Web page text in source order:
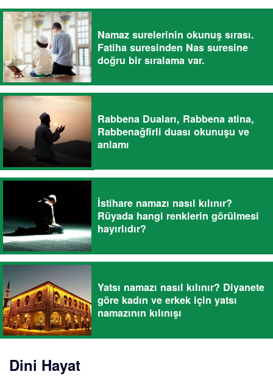
Namaz surelerinin okunuş sırası.
Fatiha suresinden Nas suresine
doğru bir sıralama var.
Rabbena Duaları, Rabbena atina,
Rabbenağfirli duası okunuşu ve
anlamı
İstihare namazı nasıl kılınır?
Rüyada hangi renklerin görülmesi
hayırlıdır?
Yatsı namazı nasıl kılınır? Diyanete
göre kadın ve erkek için yatsı
namazının kılınışı
Dini Hayat